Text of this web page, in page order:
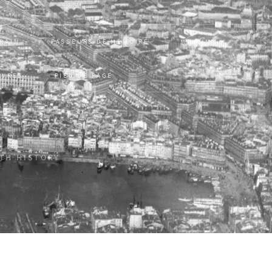
HISTORY
PASSEURS DE MÉMOIRE MONUM
PIED DE PAGE